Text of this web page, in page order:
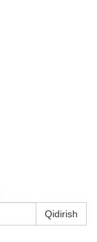
Qidirish